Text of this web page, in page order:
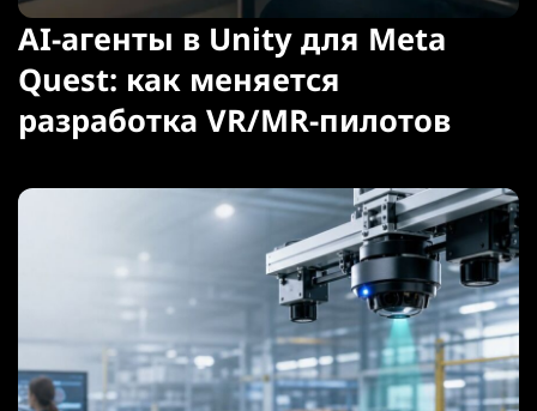
AI-агенты в Unity для Meta
Quest: как меняется
разработка VR/MR-пилотов